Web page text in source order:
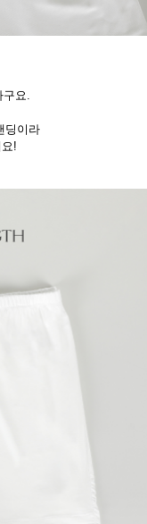
구요.
딩이라
!